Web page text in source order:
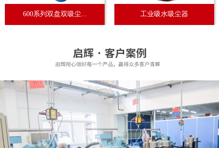
600系列双盘双吸尘... 工业吸水吸尘器